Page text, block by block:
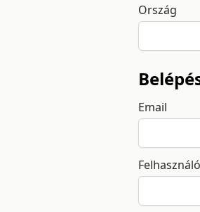
Ország
Email